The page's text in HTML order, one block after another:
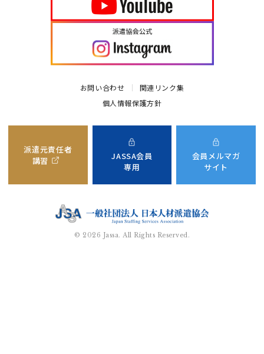
お問い合わせ
関連リンク集
個人情報保護方針
派遣元責任者
講習
JASSA会員
専用
会員メルマガ
サイト
© 2026 Jassa. All Rights Reserved.